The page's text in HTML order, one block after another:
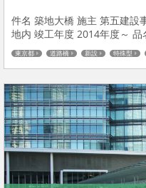
件名 築地大橋 施主 第五建設
地内 竣工年度 2014年度～
東京都 道路橋 新設 特殊型